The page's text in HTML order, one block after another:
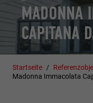
MADONNA
CAPITANA
Startseite
Madonna Immacolata